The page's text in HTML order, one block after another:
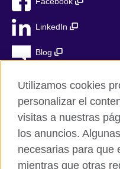
LinkedIn
Blog
British Council Global
Privacidad
Aviso Legal
Cookies
Utilizamos cookies
personalizar el
visitas a nuestras
los anuncios.
necesarias para que
mientras que otras